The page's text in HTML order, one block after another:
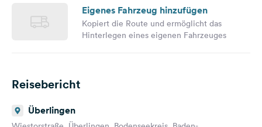
Eigenes Fahrzeug hinzufügen
Kopiert die Route und ermöglicht das
Hinterlegen eines eigenen Fahrzeuges
Reisebericht
Überlingen